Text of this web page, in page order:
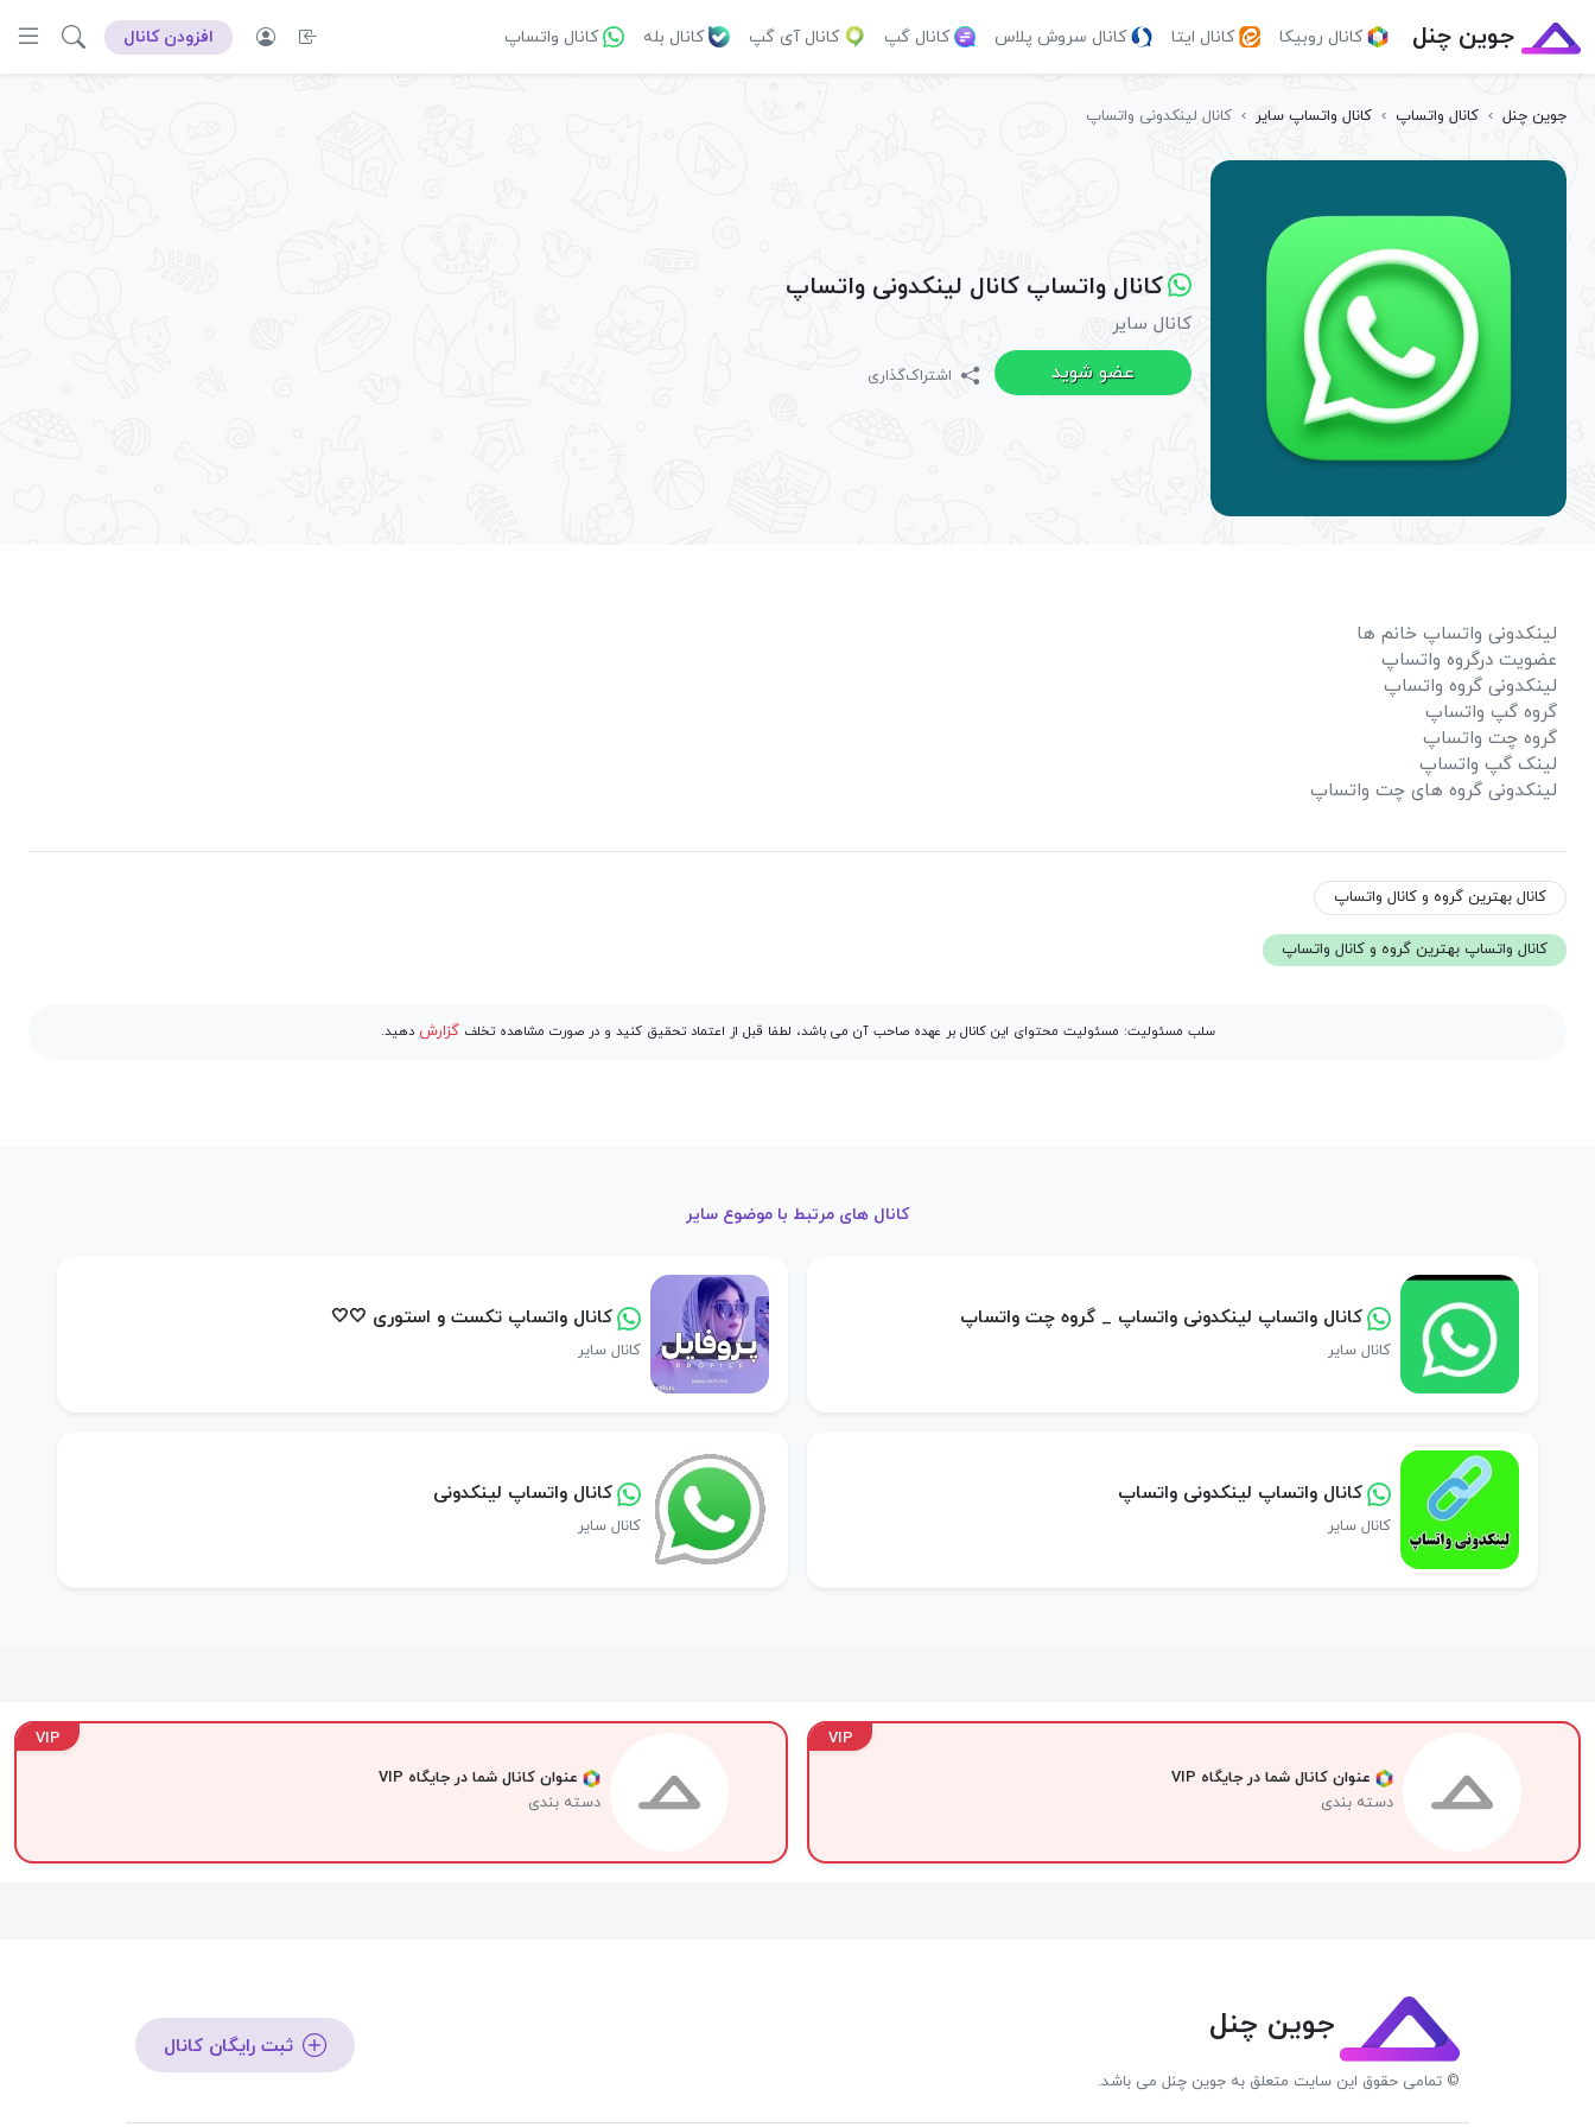
جوین چنل کانال روبیکا کانال ایتا کانال سروش پلاس کانال گپ کانال آی گپ کانال بله کانال واتساپ افزودن کانال
جوین چنل › کانال واتساپ › کانال واتساپ سایر › کانال لینکدونی واتساپ
کانال واتساپ کانال لینکدونی واتساپ
کانال سایر
عضو شوید
اشتراک‌گذاری
لینکدونی واتساپ خانم ها
عضویت درگروه واتساپ
لینکدونی گروه واتساپ
گروه گپ واتساپ
گروه چت واتساپ
لینک گپ واتساپ
لینکدونی گروه های چت واتساپ
کانال بهترین گروه و کانال واتساپ
کانال واتساپ بهترین گروه و کانال واتساپ
سلب مسئولیت: مسئولیت محتوای این کانال بر عهده صاحب آن می باشد، لطفا قبل از اعتماد تحقیق کنید و در صورت مشاهده تخلفگزارش دهید.
کانال های مرتبط با موضوع سایر
کانال واتساپ لینکدونی واتساپ _ گروه چت واتساپ
کانال سایر
کانال واتساپ تکست و استوری 🤍🤍
کانال سایر
کانال واتساپ لینکدونی واتساپ
کانال سایر
کانال واتساپ لینکدونی
کانال سایر
VIP
عنوان کانال شما در جایگاه VIP
دسته بندی
VIP
عنوان کانال شما در جایگاه VIP
دسته بندی
جوین چنل
© تمامی حقوق این سایت متعلق به جوین چنل می باشد.
ثبت رایگان کانال